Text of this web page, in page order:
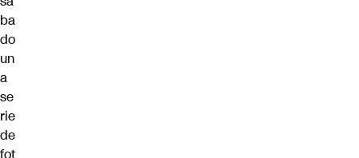
ba
do
un
a
se
rie
de